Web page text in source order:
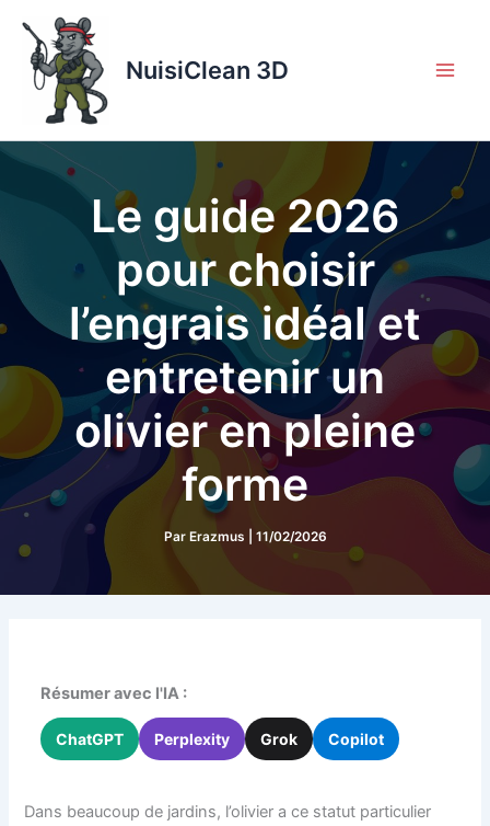
contenu
NuisiClean 3D
Le guide 2026
pour choisir
l’engrais idéal et
entretenir un
olivier en pleine
forme
Par Erazmus 11/02/2026
Résumer avec l'IA :
ChatGPT Perplexity Grok Copilot
Dans beaucoup de jardins, l’olivier a ce statut particulier